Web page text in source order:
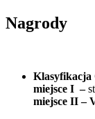
Nagrody
miejsce I –
miejsce II –